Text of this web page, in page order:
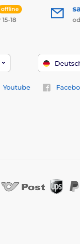
offline
18
Youtube